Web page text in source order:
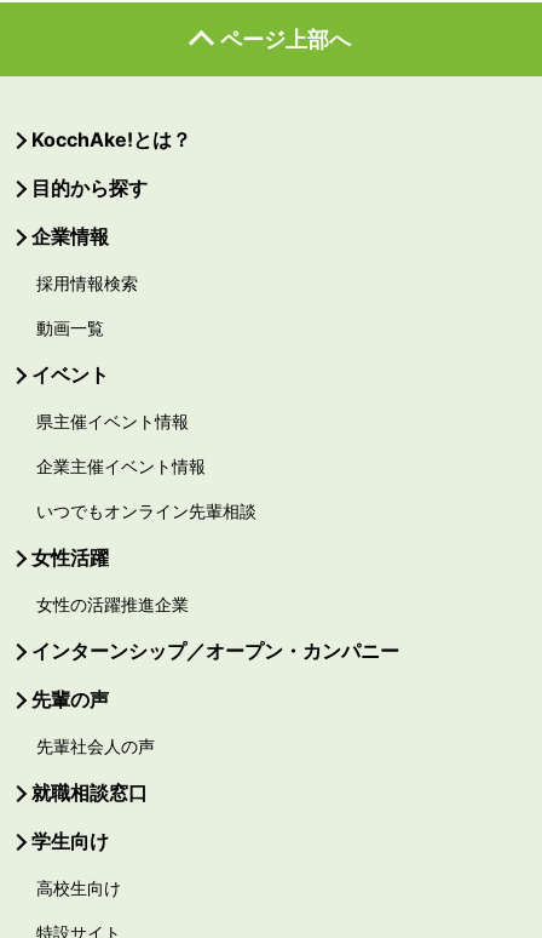
ページ上部へ
KocchAke!とは？
目的から探す
企業情報
採用情報検索
動画一覧
イベント
県主催イベント情報
企業主催イベント情報
いつでもオンライン先輩相談
女性活躍
女性の活躍推進企業
インターンシップ／オープン・カンパニー
先輩の声
先輩社会人の声
就職相談窓口
学生向け
高校生向け
特設サイト